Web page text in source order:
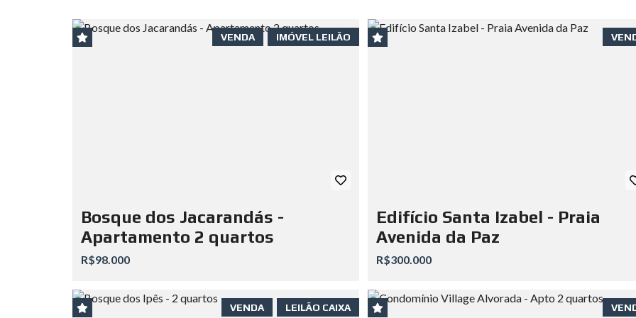
IMÓVEL LEILÃO
VENDA
Bosque dos Jacarandás -
Apartamento 2 quartos
R$98.000
Edifício Santa Izabel - Praia
Avenida da Paz
R$300.000
LEILÃO CAIXA
VENDA